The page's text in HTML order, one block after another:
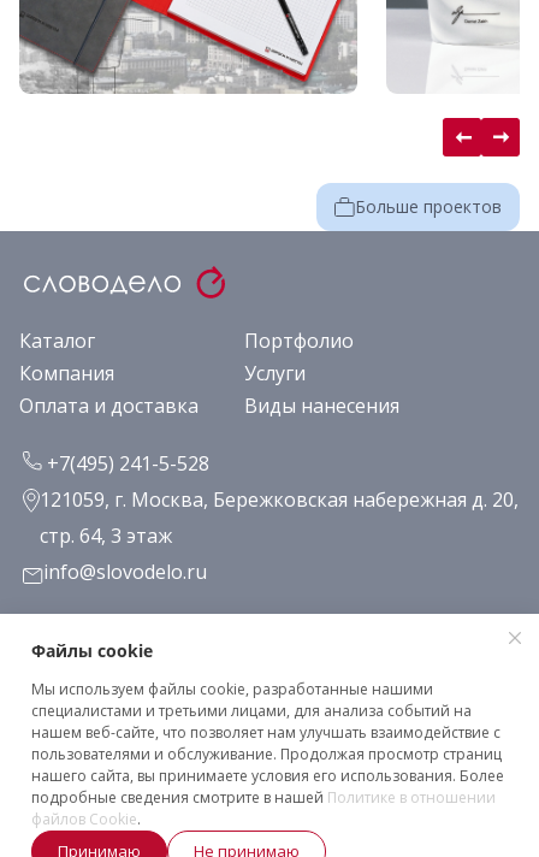
Больше проектов
Каталог
Портфолио
Компания
Услуги
Оплата и доставка
Виды нанесения
+7(495) 241-5-528
121059, г. Москва, Бережковская набережная д. 20,
стр. 64, 3 этаж
info@slovodelo.ru
Заказать звонок
Подписаться на рассылку
Клиентское соглашение
Политика конфиденциальности
2026 © «Словодело». Все права защищены
Файлы cookie
Мы используем файлы cookie, разработанные нашими
специалистами и третьими лицами, для анализа событий на
нашем веб-сайте, что позволяет нам улучшать взаимодействие с
пользователями и обслуживание. Продолжая просмотр страниц
нашего сайта, вы принимаете условия его использования. Более
подробные сведения смотрите в нашей Политике в отношении
файлов Cookie.
Принимаю Не принимаю